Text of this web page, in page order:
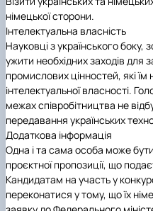
німецької сторони.
Інтелектуальна власність
Науковці з українського боку,
ужити необхідних заходів для
промислових цінностей, які
інтелектуальної власності.
межах співробітництва не
передавання українських
Додаткова інформація
Одна і та сама особа може
проєктної пропозиції, що
Кандидатам на участь у
переконатися у тому, що їх